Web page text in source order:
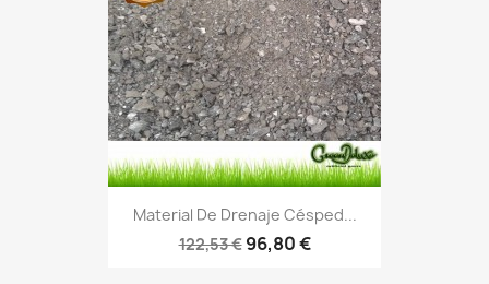
Material De Drenaje Césped...
122,53 € 96,80 €